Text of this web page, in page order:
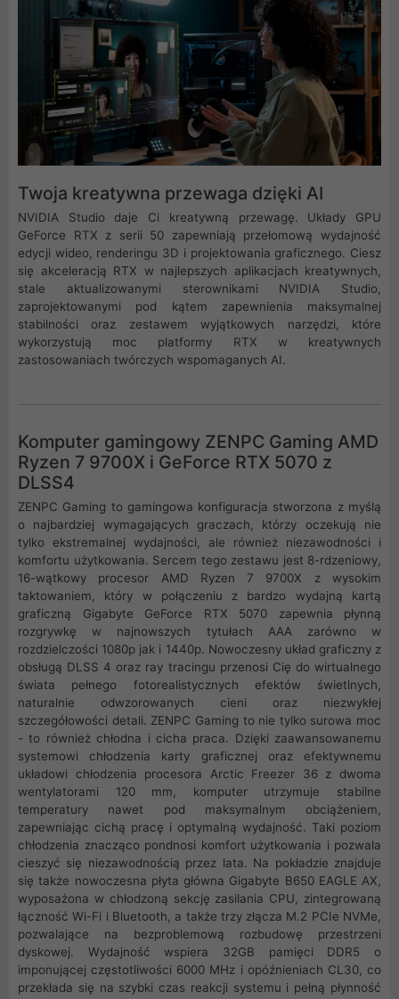
Twoja kreatywna przewaga dzięki AI
NVIDIA Studio daje Ci kreatywną przewagę. Układy GPU
GeForce RTX z serii 50 zapewniają przełomową wydajność
edycji wideo, renderingu 3D i projektowania graficznego. Ciesz
się akceleracją RTX w najlepszych aplikacjach kreatywnych,
stale aktualizowanymi sterownikami NVIDIA Studio,
zaprojektowanymi pod kątem zapewnienia maksymalnej
stabilności oraz zestawem wyjątkowych narzędzi, które
wykorzystują moc platformy RTX w kreatywnych
zastosowaniach twórczych wspomaganych AI.
Komputer gamingowy ZENPC Gaming AMD
Ryzen 7 9700X i GeForce RTX 5070 z
DLSS4
ZENPC Gaming to gamingowa konfiguracja stworzona z myślą
o najbardziej wymagających graczach, którzy oczekują nie
tylko ekstremalnej wydajności, ale również niezawodności i
komfortu użytkowania. Sercem tego zestawu jest 8-rdzeniowy,
16-wątkowy procesor AMD Ryzen 7 9700X z wysokim
taktowaniem, który w połączeniu z bardzo wydajną kartą
graficzną Gigabyte GeForce RTX 5070 zapewnia płynną
rozgrywkę w najnowszych tytułach AAA zarówno w
rozdzielczości 1080p jak i 1440p. Nowoczesny układ graficzny z
obsługą DLSS 4 oraz ray tracingu przenosi Cię do wirtualnego
świata pełnego fotorealistycznych efektów świetlnych,
naturalnie odwzorowanych cieni oraz niezwykłej
szczegółowości detali. ZENPC Gaming to nie tylko surowa moc
- to również chłodna i cicha praca. Dzięki zaawansowanemu
systemowi chłodzenia karty graficznej oraz efektywnemu
układowi chłodzenia procesora Arctic Freezer 36 z dwoma
wentylatorami 120 mm, komputer utrzymuje stabilne
temperatury nawet pod maksymalnym obciążeniem,
zapewniając cichą pracę i optymalną wydajność. Taki poziom
chłodzenia znacząco pondnosi komfort użytkowania i pozwala
cieszyć się niezawodnością przez lata. Na pokładzie znajduje
się także nowoczesna płyta główna Gigabyte B650 EAGLE AX,
wyposażona w chłodzoną sekcję zasilania CPU, zintegrowaną
łączność Wi-Fi i Bluetooth, a także trzy złącza M.2 PCIe NVMe,
pozwalające na bezproblemową rozbudowę przestrzeni
dyskowej. Wydajność wspiera 32GB pamięci DDR5 o
imponującej częstotliwości 6000 MHz i opóźnieniach CL30, co
przekłada się na szybki czas reakcji systemu i pełną płynność